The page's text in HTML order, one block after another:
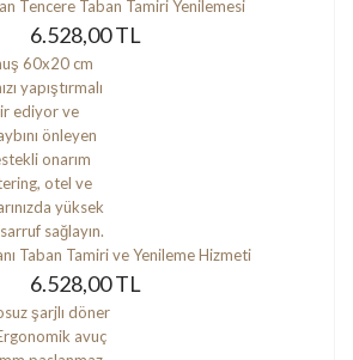
Tencere Taban Tamiri Yenilemesi
6.528,00 TL
Taban Tamiri ve Yenileme Hizmeti
6.528,00 TL